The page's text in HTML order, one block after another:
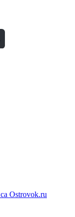
Ostrovok.ru